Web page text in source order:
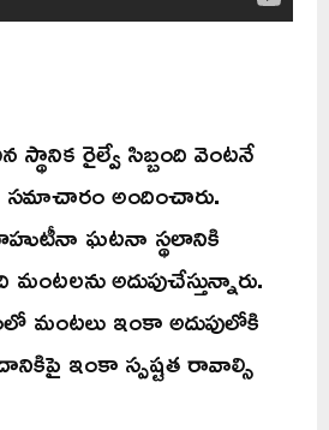
రైల్వే సిబ్బంది వెంటనే
సమాచారం అందించారు.
ఘటనా స్థలానికి
మంటలను అదుపుచేస్తున్నారు.
మంటలు ఇంకా అదుపులోకి
ఇంకా స్పష్టత రావాల్సి